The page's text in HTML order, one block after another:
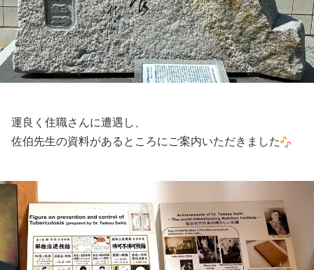
運良く住職さんに遭遇し、
佐伯先生の資料があるところにご案内いただきました